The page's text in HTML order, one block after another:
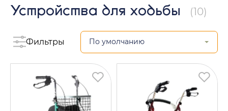
Устройства для ходьбы (10)
Фильтры